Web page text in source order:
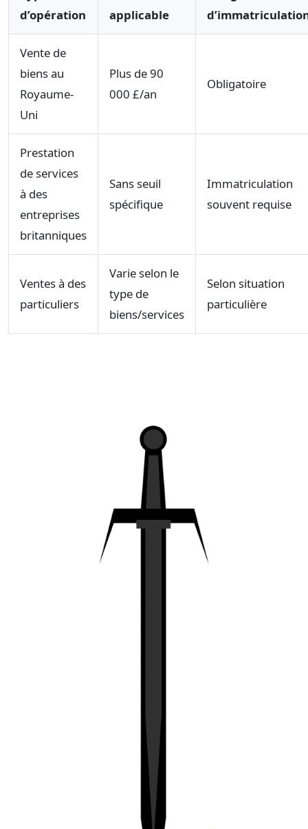
d’opération
applicable
Vente de
biens au
Royaume-
Uni
Plus de 90
000 £/an
Obligatoire
Prestation
de services
à des
entreprises
britanniques
Sans seuil
spécifique
Immatriculation
souvent requise
Ventes à des
particuliers
Varie selon le
type de
biens/services
Selon situation
particulière